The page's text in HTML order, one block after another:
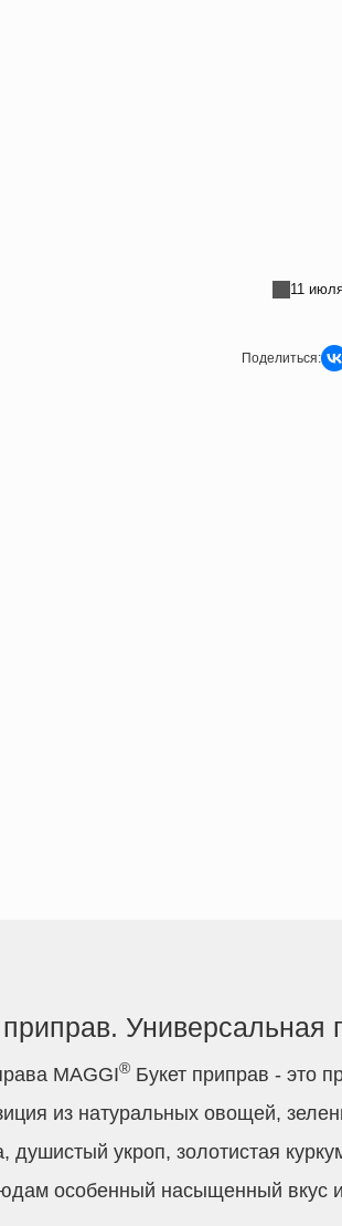
11
Поделиться:
приправ. Универсальная
MAGGI® Букет приправ - это
из натуральных овощей,
душистый укроп, золотистая
особенный насыщенный вкус и